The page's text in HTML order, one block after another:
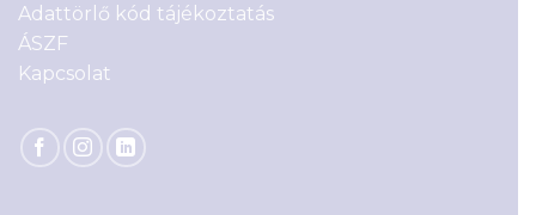
Adattörlő kód tájékoztatás
ÁSZF
Kapcsolat